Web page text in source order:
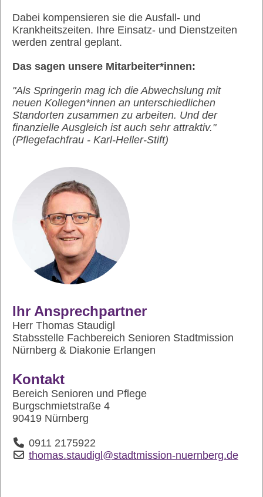
Dabei kompensieren sie die Ausfall- und
Krankheitszeiten. Ihre Einsatz- und Dienstzeiten
werden zentral geplant.
Das sagen unsere Mitarbeiter*innen:
"Als Springerin mag ich die Abwechslung mit
neuen Kollegen*innen an unterschiedlichen
Standorten zusammen zu arbeiten. Und der
finanzielle Ausgleich ist auch sehr attraktiv."
(Pflegefachfrau - Karl-Heller-Stift)
Ihr Ansprechpartner
Herr Thomas Staudigl
Stabsstelle Fachbereich Senioren Stadtmission
Nürnberg & Diakonie Erlangen
Kontakt
Bereich Senioren und Pflege
Burgschmietstraße 4
90419 Nürnberg
0911 2175922
thomas.staudigl@stadtmission-nuernberg.de